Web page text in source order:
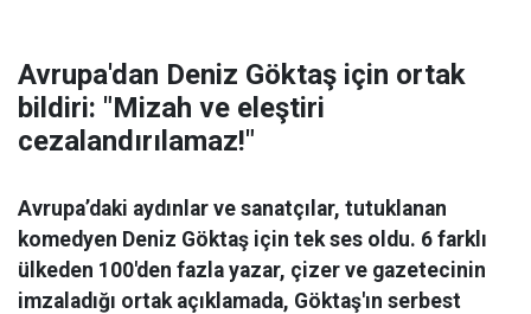
Avrupa'dan Deniz Göktaş için ortak
bildiri: "Mizah ve eleştiri
cezalandırılamaz!"
Avrupa’daki aydınlar ve sanatçılar, tutuklanan
komedyen Deniz Göktaş için tek ses oldu. 6 farklı
ülkeden 100'den fazla yazar, çizer ve gazetecinin
imzaladığı ortak açıklamada, Göktaş'ın serbest